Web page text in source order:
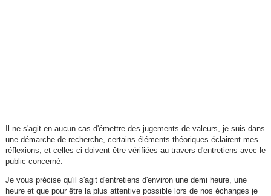
Il ne s'agit en aucun cas d'émettre des jugements de valeurs, je suis dans
une démarche de recherche, certains éléments théoriques éclairent mes
réflexions, et celles ci doivent être vérifiées au travers d'entretiens avec le
public concerné.
Je vous précise qu'il s'agit d'entretiens d'environ une demi heure, une
heure et que pour être la plus attentive possible lors de nos échanges je